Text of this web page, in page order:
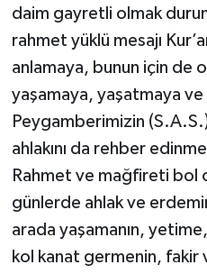
daim gayretli olmak
rahmet yüklü mesajı
anlamaya, bunun için de
yaşamaya, yaşatmaya
Peygamberimizin
ahlakını da rehber
Rahmet ve mağfireti bol
günlerde ahlak ve
arada yaşamanın,
kol kanat germenin, fakir